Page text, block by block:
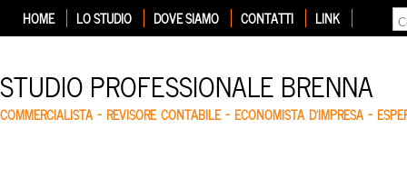
HOME LO STUDIO DOVE SIAMO CONTATTI LINK
STUDIO PROFESSIONALE BRENNA
COMMERCIALISTA – REVISORE CONTABILE – ECONOMISTA D'IMPRESA –